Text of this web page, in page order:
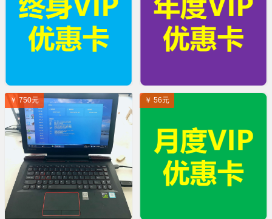
￥ 750元 ￥ 56元